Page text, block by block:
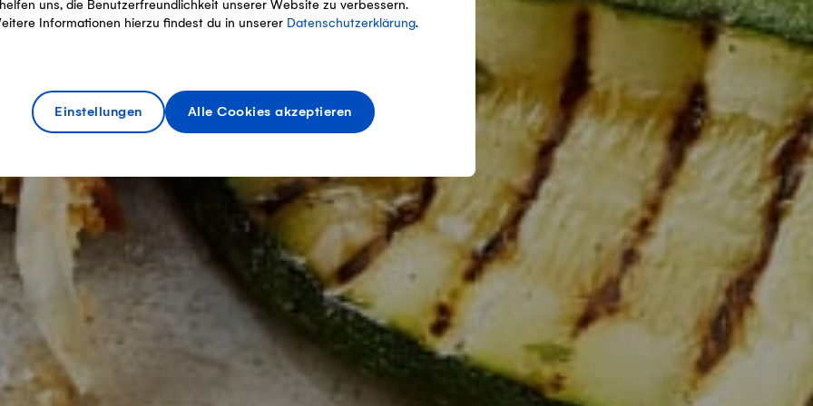
uns, die Benutzerfreundlichkeit unserer Website zu verbessern.
Informationen hierzu findest du in unserer Datenschutzerklärung.
Einstellungen Alle Cookies akzeptieren